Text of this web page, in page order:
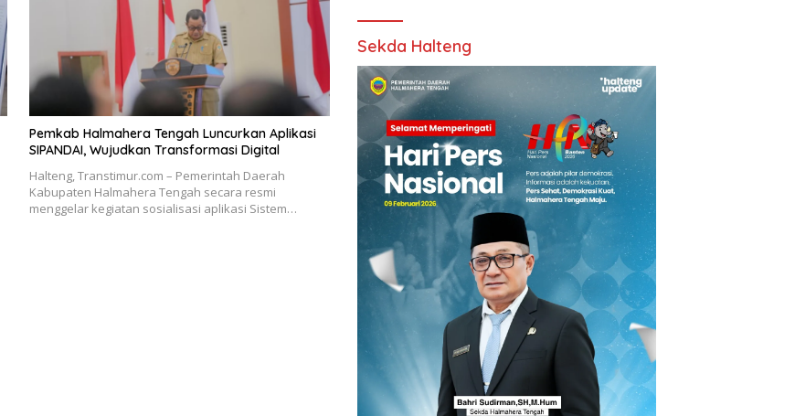
Pemkab Halmahera Tengah Luncurkan Aplikasi
SIPANDAI, Wujudkan Transformasi Digital
Halteng, Transtimur.com – Pemerintah Daerah
Kabupaten Halmahera Tengah secara resmi
menggelar kegiatan sosialisasi aplikasi Sistem…
Sekda Halteng